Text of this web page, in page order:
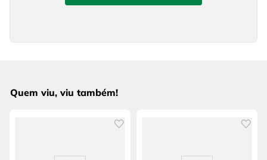
Quem viu, viu também!